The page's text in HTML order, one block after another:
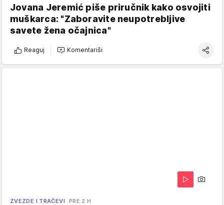
Jovana Jeremić piše priručnik kako osvojiti
muškarca: "Zaboravite neupotrebljive
savete žena očajnica"
Reaguj Komentariši
ZVEZDE I TRAČEVI PRE 2 H